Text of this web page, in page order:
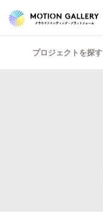
プロジェクトを探す